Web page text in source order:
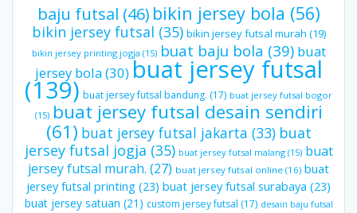
baju futsal (46) bikin jersey bola (56)
bikin jersey futsal (35) bikin jersey futsal murah (19)
bikin jersey printing jogja (15) buat baju bola (39) buat
jersey bola(30)buat jersey futsal
(139) buat jersey futsal bandung. (17) buat jersey futsal bogor
(15) buat jersey futsal desain sendiri
(61) buat jersey futsal jakarta (33) buat
jersey futsal jogja (35) buat jersey futsal malang(15) buat
jersey futsal murah. (27) buat jersey futsal online(16) buat
jersey futsal printing (23) buat jersey futsal surabaya (23)
buat jersey satuan (21) custom jersey futsal (17) desain baju futsal